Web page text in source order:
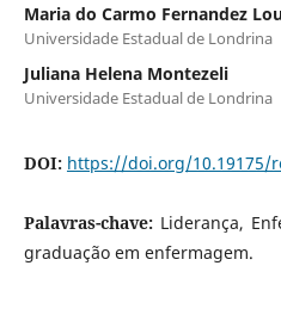
Maria do Carmo Fernandez
Universidade Estadual de Londrina
Juliana Helena Montezeli
Universidade Estadual de Londrina
DOI: https://doi.org/10.19175/
Palavras-chave: Liderança,
graduação em enfermagem.